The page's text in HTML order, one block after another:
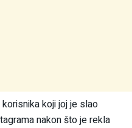
koji joj je slao
nakon što je rekla